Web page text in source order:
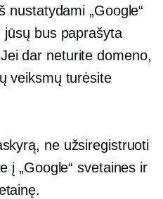
nustatydami „Google“
jūsų bus paprašyta
dar neturite domeno,
veiksmų turėsite
ne užsiregistruoti
į „Google“ svetaines ir